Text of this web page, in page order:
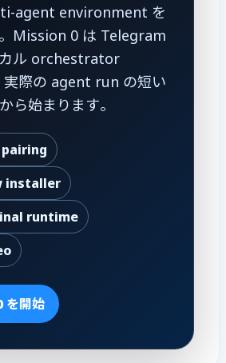
agent environment を
Mission 0 は Telegram
ル orchestrator
際の agent run の短い
ら始まります。
installer
runtime
開始